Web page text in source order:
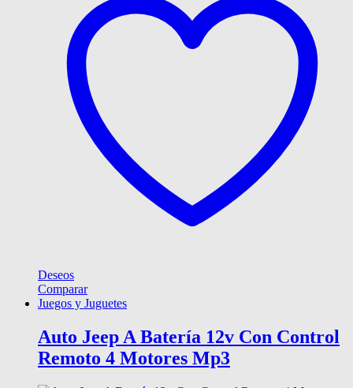
Deseos
Comparar
Juegos y Juguetes
Auto Jeep A Batería 12v Con Control
Remoto 4 Motores Mp3